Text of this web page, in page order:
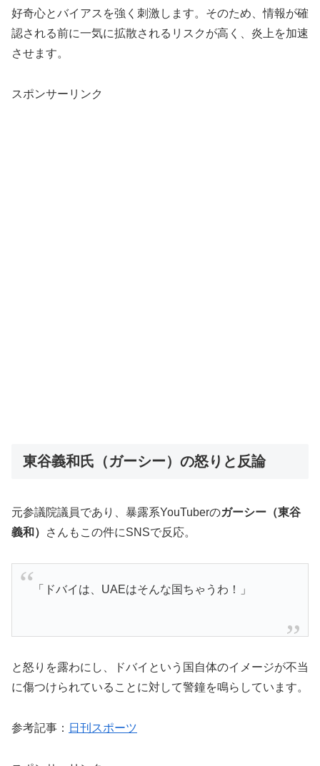
好奇心とバイアスを強く刺激します。そのため、情報が確
認される前に一気に拡散されるリスクが高く、炎上を加速
させます。
スポンサーリンク
東谷義和氏（ガーシー）の怒りと反論
元参議院議員であり、暴露系YouTuberのガーシー（東谷
義和）
さんもこの件にSNSで反応。
「ドバイは、UAEはそんな国ちゃうわ！」
と怒りを露わにし、ドバイという国自体のイメージが不当
に傷つけられていることに対して警鐘を鳴らしています。
参考記事： 日刊スポーツ